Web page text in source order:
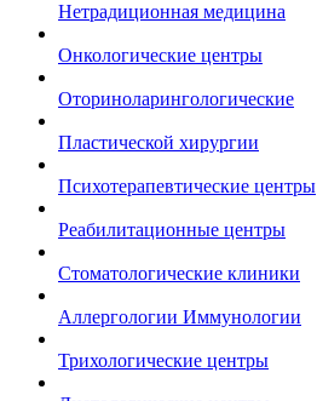
Нетрадиционная медицина
Онкологические центры
Оториноларингологические
Пластической хирургии
Психотерапевтические центры
Реабилитационные центры
Стоматологические клиники
Аллергологии Иммунологии
Трихологические центры